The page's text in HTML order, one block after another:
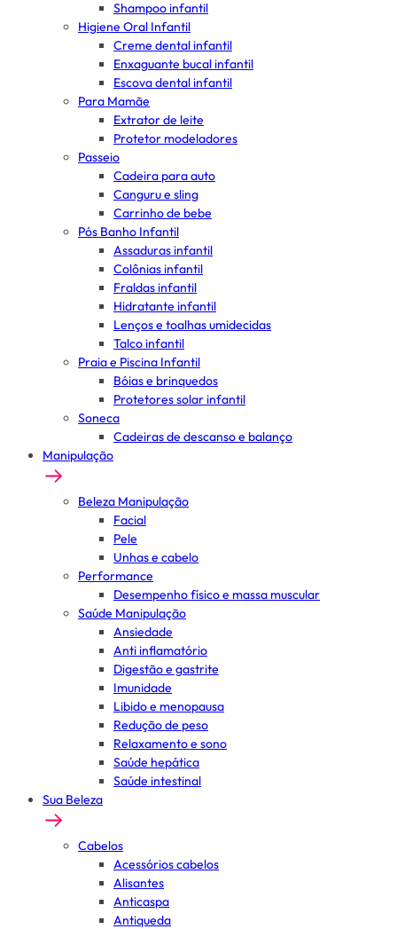
Shampoo infantil
Higiene Oral Infantil
Creme dental infantil
Enxaguante bucal infantil
Escova dental infantil
Para Mamãe
Extrator de leite
Protetor modeladores
Passeio
Cadeira para auto
Canguru e sling
Carrinho de bebe
Pós Banho Infantil
Assaduras infantil
Colônias infantil
Fraldas infantil
Hidratante infantil
Lenços e toalhas umidecidas
Talco infantil
Praia e Piscina Infantil
Bóias e brinquedos
Protetores solar infantil
Soneca
Cadeiras de descanso e balanço
Manipulação
Beleza Manipulação
Facial
Pele
Unhas e cabelo
Performance
Desempenho físico e massa muscular
Saúde Manipulação
Ansiedade
Anti inflamatório
Digestão e gastrite
Imunidade
Libido e menopausa
Redução de peso
Relaxamento e sono
Saúde hepática
Saúde intestinal
Sua Beleza
Cabelos
Acessórios cabelos
Alisantes
Anticaspa
Antiqueda